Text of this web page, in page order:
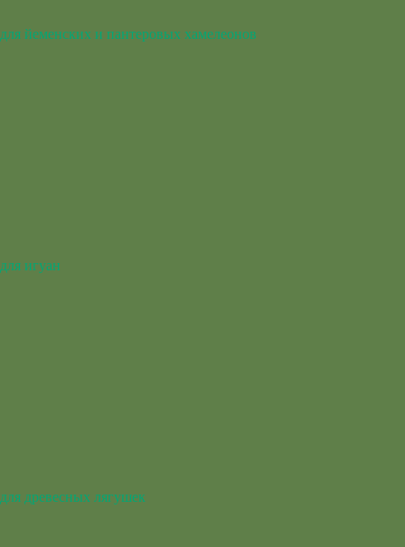
для йеменских и пантеровых хамелеонов
для игуан
для древесных лягушек